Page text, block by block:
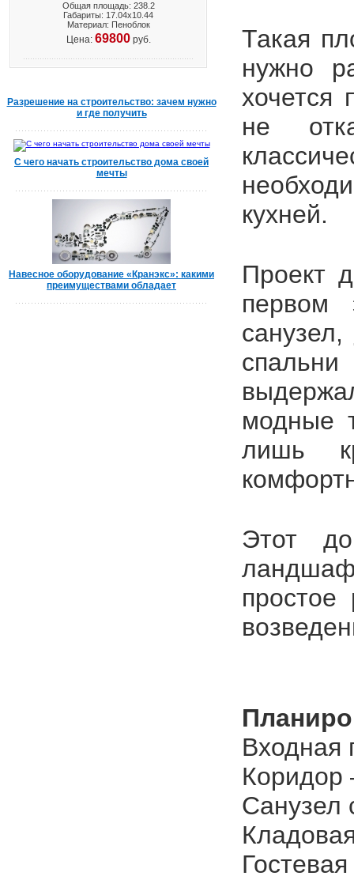
Общая площадь: 238.2
Габариты: 17.04х10.44
Материал: Пеноблок
Цена: 69800руб.
Разрешение на строительство: зачем нужно
и где получить
С чего начать строительство дома своей
мечты
Навесное оборудование «Кранэкс»: какими
преимуществами обладает
Такая
нужно
хочется
не
кухней.
Проект
первом
санузел,
модные
лишь
Этот
Входная